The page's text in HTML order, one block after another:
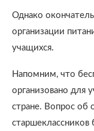
Однако
организации
учащихся.
Напомним, что
организовано для
стране. Вопрос об